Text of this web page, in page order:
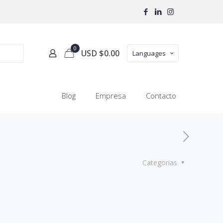
0 USD $0.00 Languages
Blog Empresa Contacto
Categorias